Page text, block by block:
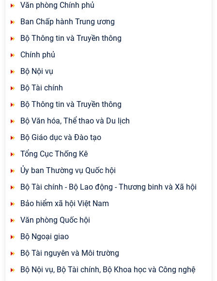
Văn phòng Chính phủ
Ban Chấp hành Trung ương
Bộ Thông tin và Truyền thông
Chính phủ
Bộ Nội vụ
Bộ Tài chính
Bộ Thông tin và Truyền thông
Bộ Văn hóa, Thể thao và Du lịch
Bộ Giáo dục và Đào tạo
Tổng Cục Thống Kê
Ủy ban Thường vụ Quốc hội
Bộ Tài chính - Bộ Lao động - Thương binh và Xã hội
Bảo hiểm xã hội Việt Nam
Văn phòng Quốc hội
Bộ Ngoại giao
Bộ Tài nguyên và Môi trường
Bộ Nội vụ, Bộ Tài chính, Bộ Khoa học và Công nghệ